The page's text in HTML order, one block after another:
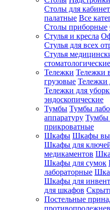
Столы для
палатные Все
Столы приборные
Стулья и кресла
Стулья для всех
Стулья
стоматологические
Тележки Тележки
грузовые Тележки
Тележки для
эндоскопические
Тумбы Тумбы
аппаратуру Тумбы
прикроватные
Шкафы Шкафы
Шкафы для
медикаментов
Шкафы для сумок
лабораторные
Шкафы для
для шкафов
Постельные